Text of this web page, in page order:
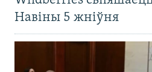
Навіны 5 жніўня